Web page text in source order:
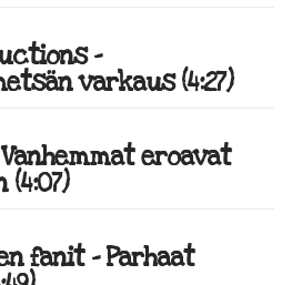
–
varkaus (4:27)
eroavat
fanit – Parhaat